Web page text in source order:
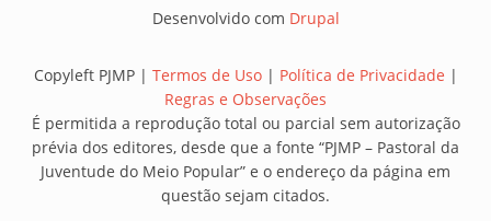
Desenvolvido com Drupal
Copyleft PJMP | Termos de Uso| Política de Privacidade |
Regras e Observações
É permitida a reprodução total ou parcial sem autorização
prévia dos editores, desde que a fonte “PJMP – Pastoral da
Juventude do Meio Popular” e o endereço da página em
questão sejam citados.